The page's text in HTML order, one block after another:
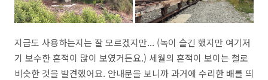
지금도 사용하는지는 잘 모르겠지만... (녹이 슬긴 했지만 여기저
기 보수한 흔적이 많이 보였거든요.) 세월의 흔적이 보이는 철로
비슷한 것을 발견했어요. 안내문을 보니까 과거에 수리한 배를 띄